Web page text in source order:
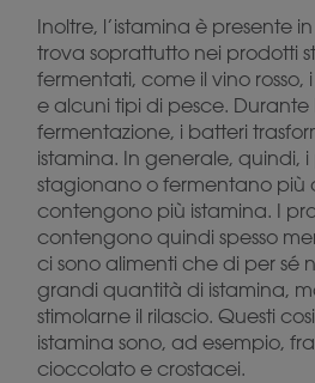
Inoltre, l’istamina è presente
trova soprattutto nei prodotti
fermentati, come il vino
e alcuni tipi di pesce.
fermentazione, i batteri
istamina. In generale, quindi,
stagionano o fermentano più
contengono più istamina. I
contengono quindi spesso
ci sono alimenti che di per sé
grandi quantità di istamina,
stimolarne il rilascio. Questi
istamina sono, ad esempio,
cioccolato e crostacei.